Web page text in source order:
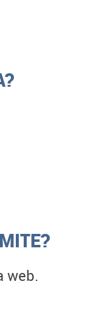
web.